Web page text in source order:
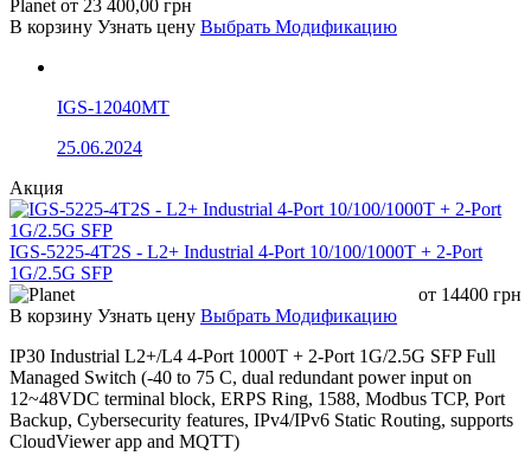
Planet от 23 400,00 грн
В корзину Узнать цену Выбрать Модификацию
IGS-12040MT
25.06.2024
Акция
IGS-5225-4T2S - L2+ Industrial 4-Port 10/100/1000T + 2-Port
1G/2.5G SFP
от 14400 грн
В корзину Узнать цену Выбрать Модификацию
IP30 Industrial L2+/L4 4-Port 1000T + 2-Port 1G/2.5G SFP Full
Managed Switch (-40 to 75 C, dual redundant power input on
12~48VDC terminal block, ERPS Ring, 1588, Modbus TCP, Port
Backup, Cybersecurity features, IPv4/IPv6 Static Routing, supports
CloudViewer app and MQTT)